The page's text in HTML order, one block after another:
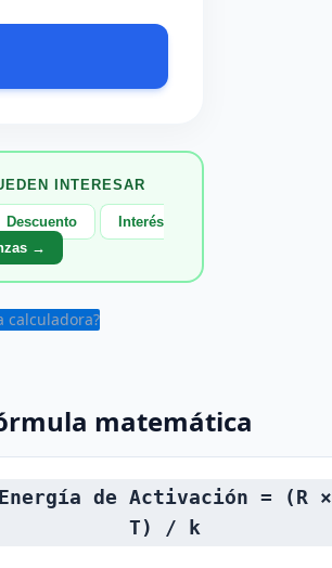
INTERESAR
Descuento
Interés
→
calculadora?
matemática
Energía de Activación = (R ×
T) / k